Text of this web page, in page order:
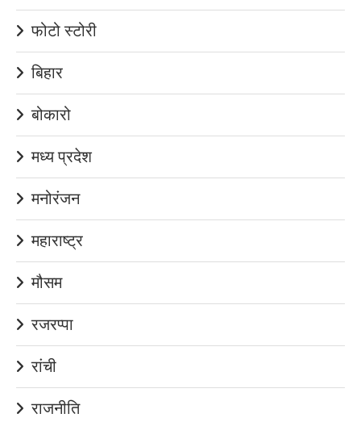
फोटो स्टोरी
बिहार
बोकारो
मध्य प्रदेश
मनोरंजन
महाराष्ट्र
मौसम
रजरप्पा
रांची
राजनीति